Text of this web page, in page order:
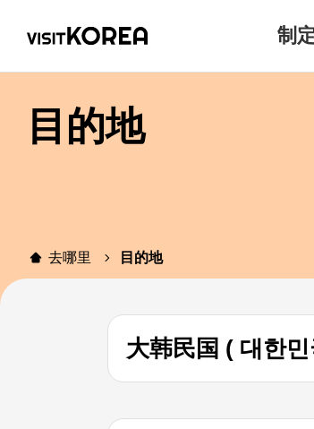
制
目的地
去哪里 目的地
大韩民国 ( 대한